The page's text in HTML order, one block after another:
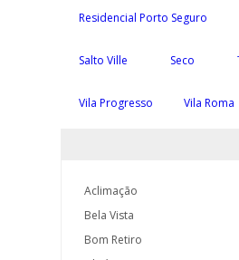
Residencial Porto Seguro
Salto Ville Seco
Vila Progresso Vila Roma
Aclimação
Bela Vista
Bom Retiro